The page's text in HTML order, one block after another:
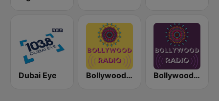
Dubai Eye Bollywood Mix Bollywood Love